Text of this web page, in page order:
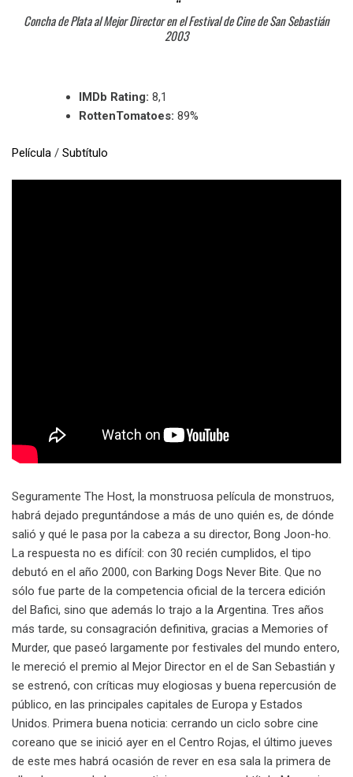
Concha de Plata al Mejor Director en el Festival de Cine de San Sebastián
2003
IMDb Rating: 8,1
RottenTomatoes: 89%
Película / Subtítulo
Seguramente The Host, la monstruosa película de monstruos,
habrá dejado preguntándose a más de uno quién es, de dónde
salió y qué le pasa por la cabeza a su director, Bong Joon-ho.
La respuesta no es difícil: con 30 recién cumplidos, el tipo
debutó en el año 2000, con Barking Dogs Never Bite. Que no
sólo fue parte de la competencia oficial de la tercera edición
del Bafici, sino que además lo trajo a la Argentina. Tres años
más tarde, su consagración definitiva, gracias a Memories of
Murder, que paseó largamente por festivales del mundo entero,
le mereció el premio al Mejor Director en el de San Sebastián y
se estrenó, con críticas muy elogiosas y buena repercusión de
público, en las principales capitales de Europa y Estados
Unidos. Primera buena noticia: cerrando un ciclo sobre cine
coreano que se inició ayer en el Centro Rojas, el último jueves
de este mes habrá ocasión de rever en esa sala la primera de